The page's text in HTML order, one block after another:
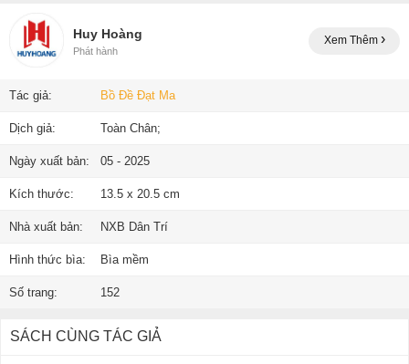
Huy Hoàng
Phát hành
Xem Thêm
Tác giả: Bồ Đề Đạt Ma
Dịch giả: Toàn Chân;
Ngày xuất bản: 05 - 2025
Kích thước: 13.5 x 20.5 cm
Nhà xuất bản: NXB Dân Trí
Hình thức bìa: Bìa mềm
Số trang: 152
SÁCH CÙNG TÁC GIẢ